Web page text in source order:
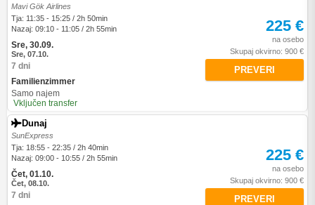
Mavi Gök Airlines
Tja: 11:35 - 15:25 / 2h 50min
Nazaj: 09:10 - 11:05 / 2h 55min
Sre, 30.09.
Sre, 07.10.
7 dni
Familienzimmer
Samo najem
Vključen transfer
225 €
na osebo
Skupaj okvirno: 900 €
PREVERI
Dunaj
SunExpress
Tja: 18:55 - 22:35 / 2h 40min
Nazaj: 09:00 - 10:55 / 2h 55min
Čet, 01.10.
Čet, 08.10.
7 dni
225 €
na osebo
Skupaj okvirno: 900 €
PREVERI